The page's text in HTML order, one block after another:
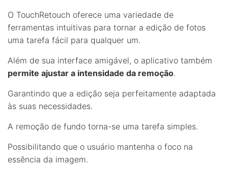
O TouchRetouch oferece uma variedade de
ferramentas intuitivas para tornar a edição de fotos
uma tarefa fácil para qualquer um.
Além de sua interface amigável, o aplicativo também
permite ajustar a intensidade da remoção.
Garantindo que a edição seja perfeitamente adaptada
às suas necessidades.
A remoção de fundo torna-se uma tarefa simples.
Possibilitando que o usuário mantenha o foco na
essência da imagem.